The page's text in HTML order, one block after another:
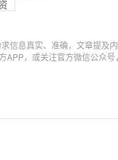
信息真实、准确，文章提及
APP，或关注官方微信公众